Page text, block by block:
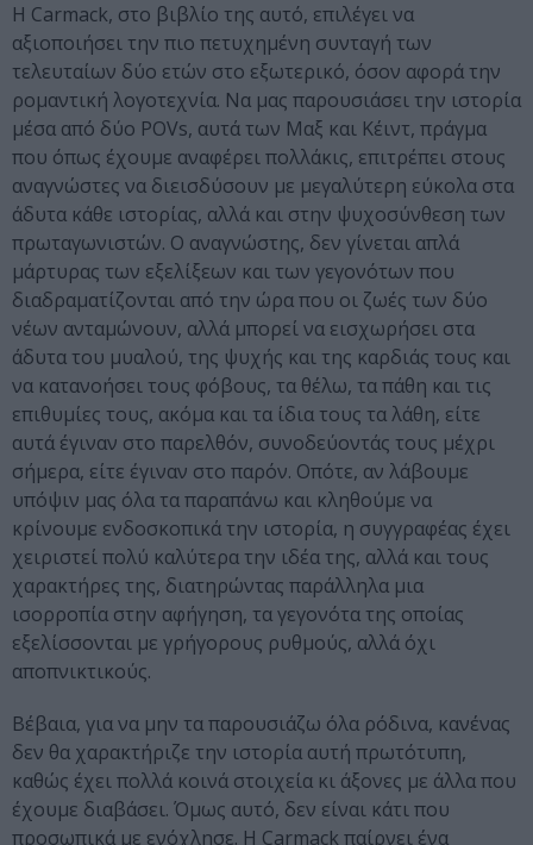
Η Carmack, στο βιβλίο της αυτό, επιλέγει να
αξιοποιήσει την πιο πετυχημένη συνταγή των
τελευταίων δύο ετών στο εξωτερικό, όσον αφορά την
ρομαντική λογοτεχνία. Να μας παρουσιάσει την ιστορία
μέσα από δύο POVs, αυτά των Μαξ και Κέιντ, πράγμα
που όπως έχουμε αναφέρει πολλάκις, επιτρέπει στους
αναγνώστες να διεισδύσουν με μεγαλύτερη εύκολα στα
άδυτα κάθε ιστορίας, αλλά και στην ψυχοσύνθεση των
πρωταγωνιστών. Ο αναγνώστης, δεν γίνεται απλά
μάρτυρας των εξελίξεων και των γεγονότων που
διαδραματίζονται από την ώρα που οι ζωές των δύο
νέων ανταμώνουν, αλλά μπορεί να εισχωρήσει στα
άδυτα του μυαλού, της ψυχής και της καρδιάς τους και
να κατανοήσει τους φόβους, τα θέλω, τα πάθη και τις
επιθυμίες τους, ακόμα και τα ίδια τους τα λάθη, είτε
αυτά έγιναν στο παρελθόν, συνοδεύοντάς τους μέχρι
σήμερα, είτε έγιναν στο παρόν. Οπότε, αν λάβουμε
υπόψιν μας όλα τα παραπάνω και κληθούμε να
κρίνουμε ενδοσκοπικά την ιστορία, η συγγραφέας έχει
χειριστεί πολύ καλύτερα την ιδέα της, αλλά και τους
χαρακτήρες της, διατηρώντας παράλληλα μια
ισορροπία στην αφήγηση, τα γεγονότα της οποίας
εξελίσσονται με γρήγορους ρυθμούς, αλλά όχι
αποπνικτικούς.
Βέβαια, για να μην τα παρουσιάζω όλα ρόδινα, κανένας
δεν θα χαρακτήριζε την ιστορία αυτή πρωτότυπη,
καθώς έχει πολλά κοινά στοιχεία κι άξονες με άλλα που
έχουμε διαβάσει. Όμως αυτό, δεν είναι κάτι που
προσωπικά με ενόχλησε. Η Carmack παίρνει ένα